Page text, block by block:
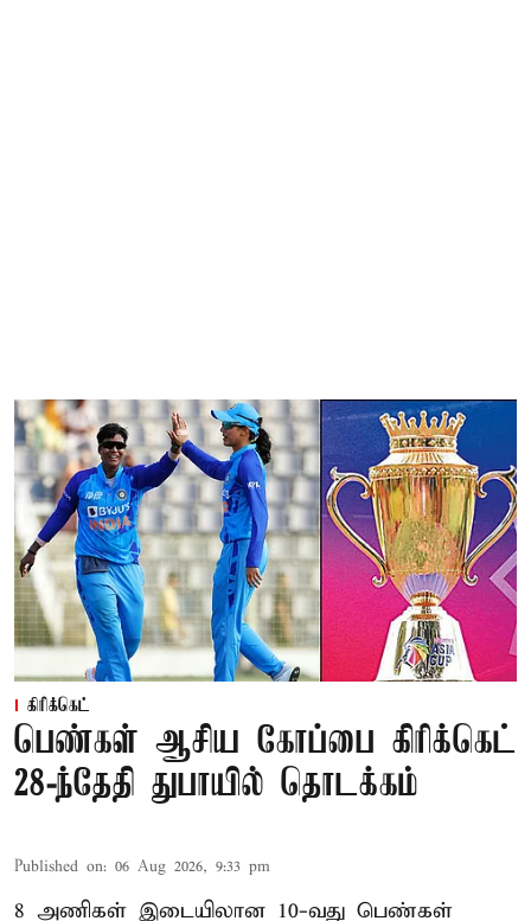
கிரிக்கெட்
பெண்கள் ஆசிய கோப்பை கிரிக்கெட்
28-ந்தேதி துபாயில் தொடக்கம்
Published on: 06 Aug 2026, 9:33 pm
8 அணிகள் இடையிலான 10-வது பெண்கள்